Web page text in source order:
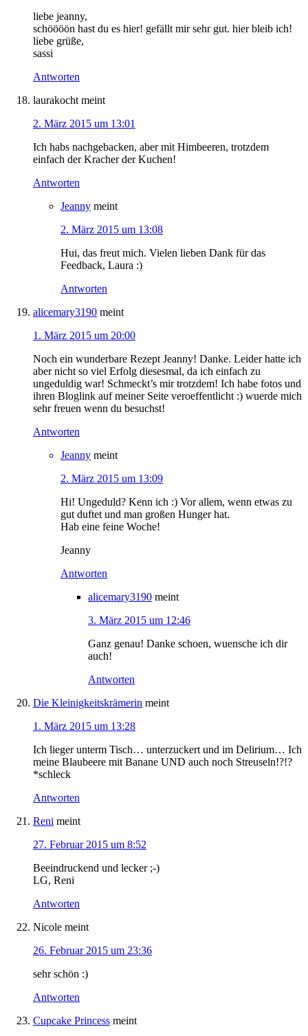
liebe jeanny,
schöööön hast du es hier! gefällt mir sehr gut. hier bleib ich!
liebe grüße,
sassi
Antworten
laurakocht meint
2. März 2015 um 13:01
Ich habs nachgebacken, aber mit Himbeeren, trotzdem
einfach der Kracher der Kuchen!
Antworten
Jeanny meint
2. März 2015 um 13:08
Hui, das freut mich. Vielen lieben Dank für das
Feedback, Laura :)
Antworten
alicemary3190 meint
1. März 2015 um 20:00
Noch ein wunderbare Rezept Jeanny! Danke. Leider hatte ich
aber nicht so viel Erfolg diesesmal, da ich einfach zu
ungeduldig war! Schmeckt’s mir trotzdem! Ich habe fotos und
ihren Bloglink auf meiner Seite veroeffentlicht :) wuerde mich
sehr freuen wenn du besuchst!
Antworten
Jeanny meint
2. März 2015 um 13:09
Hi! Ungeduld? Kenn ich :) Vor allem, wenn etwas zu
gut duftet und man großen Hunger hat.
Hab eine feine Woche!
Jeanny
Antworten
alicemary3190 meint
3. März 2015 um 12:46
Ganz genau! Danke schoen, wuensche ich dir
auch!
Antworten
Die Kleinigkeitskrämerin meint
1. März 2015 um 13:28
Ich lieger unterm Tisch… unterzuckert und im Delirium… Ich
meine Blaubeere mit Banane UND auch noch Streuseln!?!?
*schleck
Antworten
Reni meint
27. Februar 2015 um 8:52
Beeindruckend und lecker ;-)
LG, Reni
Antworten
Nicole meint
26. Februar 2015 um 23:36
sehr schön :)
Antworten
Cupcake Princess meint